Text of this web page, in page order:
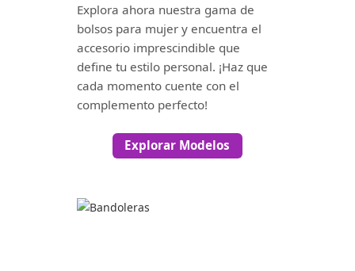
Explora ahora nuestra gama de
bolsos para mujer y encuentra el
accesorio imprescindible que
define tu estilo personal. ¡Haz que
cada momento cuente con el
complemento perfecto!
Explorar Modelos